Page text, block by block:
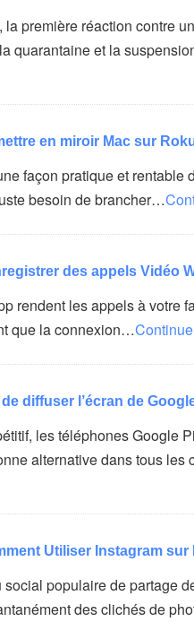
la première réaction contre
quarantaine et la
en miroir Mac sur
façon pratique et rentable
besoin de brancher…
des appels Vidéo
rendent les appels à votre
que la connexion…
diffuser l’écran de
les téléphones Google
alternative dans tous les
Utiliser Instagram sur
social populaire de partage
des clichés de